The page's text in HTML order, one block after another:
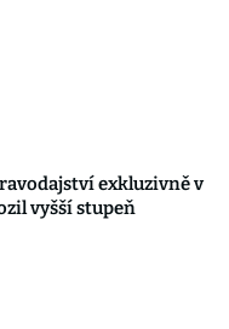
exkluzivně v
vyšší stupeň